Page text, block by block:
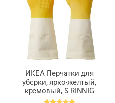
ИКЕА Перчатки для
уборки, ярко-желтый,
кремовый, S RINNIG
РИННИГ, 705.658.54